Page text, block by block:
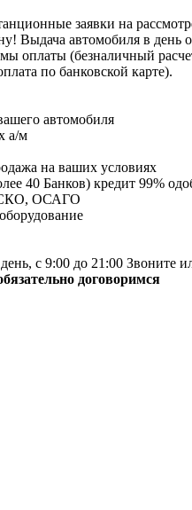
заявки на
Выдача автомобиля в день
оплаты (безналичный
по банковской карте).
автомобиля
а/м
на ваших условиях
40 Банков) кредит 99%
ОСАГО
с 9:00 до 21:00 Звоните
договоримся